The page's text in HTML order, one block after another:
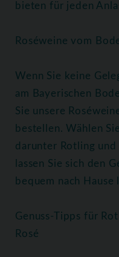
bieten für jeden
Roséweine vom
Wenn Sie keine
am Bayerischen
Sie unsere
bestellen. Wählen
darunter Rotling und
lassen Sie sich den
bequem nach Hause
Genuss-Tipps für
Rosé